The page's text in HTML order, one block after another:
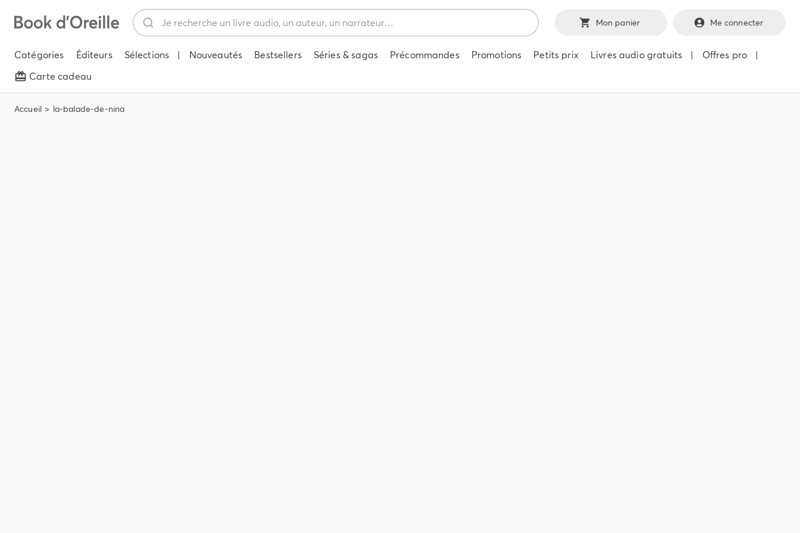
Mon panier Me connecter
Catégories Éditeurs Sélections | Nouveautés Bestsellers Séries & sagas Précommandes Promotions Petits prix Livres audio gratuits | Offres pro
|
Carte cadeau
Accueil la-balade-de-nina